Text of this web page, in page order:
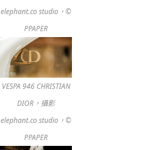
elephant.co studio，©
PPAPER
VESPA 946 CHRISTIAN
DIOR，攝影
elephant.co studio，©
PPAPER